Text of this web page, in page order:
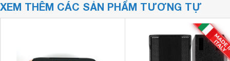
XEM THÊM CÁC SẢN PHẨM TƯƠNG TỰ